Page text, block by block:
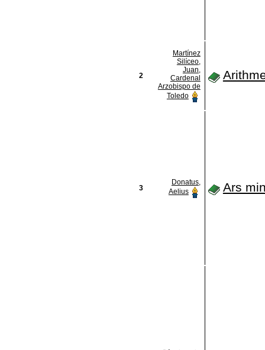
2
Martínez
Silíceo,
Juan,
Cardenal
Arzobispo de
Toledo
3
Donatus,
Aelius
Ars